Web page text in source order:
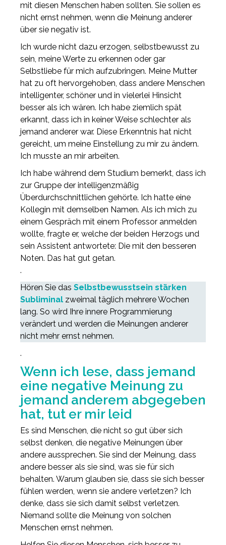
mit diesen Menschen haben sollten. Sie sollen es
nicht ernst nehmen, wenn die Meinung anderer
über sie negativ ist.
Ich wurde nicht dazu erzogen, selbstbewusst zu
sein, meine Werte zu erkennen oder gar
Selbstliebe für mich aufzubringen. Meine Mutter
hat zu oft hervorgehoben, dass andere Menschen
intelligenter, schöner und in vielerlei Hinsicht
besser als ich wären. Ich habe ziemlich spät
erkannt, dass ich in keiner Weise schlechter als
jemand anderer war. Diese Erkenntnis hat nicht
gereicht, um meine Einstellung zu mir zu ändern.
Ich musste an mir arbeiten.
Ich habe während dem Studium bemerkt, dass ich
zur Gruppe der intelligenzmäßig
Überdurchschnittlichen gehörte. Ich hatte eine
Kollegin mit demselben Namen. Als ich mich zu
einem Gespräch mit einem Professor anmelden
wollte, fragte er, welche der beiden Herzogs und
sein Assistent antwortete: Die mit den besseren
Noten. Das hat gut getan.
.
Hören Sie das Selbstbewusstsein stärken
Subliminal zweimal täglich mehrere Wochen
lang. So wird Ihre innere Programmierung
verändert und werden die Meinungen anderer
nicht mehr ernst nehmen.
.
Wenn ich lese, dass jemand
eine negative Meinung zu
jemand anderem abgegeben
hat, tut er mir leid
Es sind Menschen, die nicht so gut über sich
selbst denken, die negative Meinungen über
andere aussprechen. Sie sind der Meinung, dass
andere besser als sie sind, was sie für sich
behalten. Warum glauben sie, dass sie sich besser
fühlen werden, wenn sie andere verletzen? Ich
denke, dass sie sich damit selbst verletzen.
Niemand sollte die Meinung von solchen
Menschen ernst nehmen.